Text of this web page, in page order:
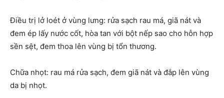
Điều trị lở loét ở vùng lưng: rửa sạch rau má, giã nát và
đem ép lấy nước cốt, hòa tan với bột nếp sao cho hỗn hợp
sền sệt, đem thoa lên vùng bị tổn thương.
Chữa nhọt: rau má rửa sạch, đem giã nát và đắp lên vùng
da bị nhọt.